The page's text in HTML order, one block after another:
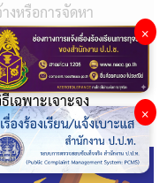
งหรือการจัดหา
าบริการบุคคลา
ะปา ประจำเดือน
เฉพาะเจาะจง
×
×